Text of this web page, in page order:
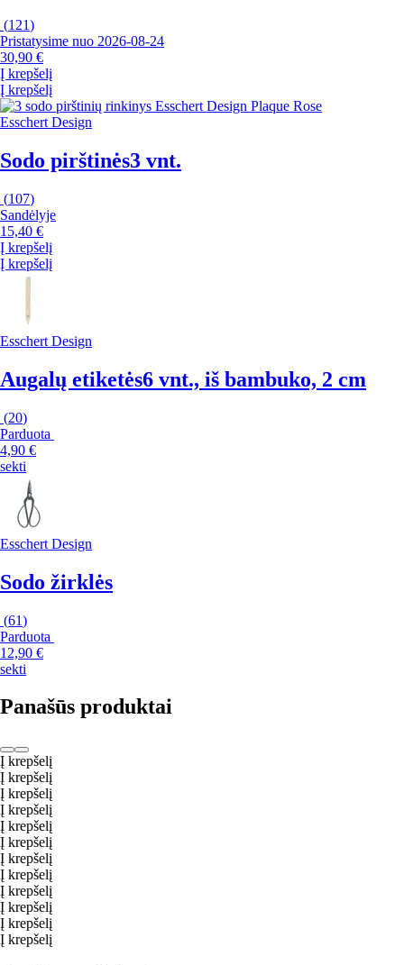
(121)
Pristatysime nuo 2026‑08‑24
30,90 €
Į krepšelį
Į krepšelį
Esschert Design
Sodo pirštinės3 vnt.
(107)
Sandėlyje
15,40 €
Į krepšelį
Į krepšelį
Esschert Design
Augalų etiketės6 vnt., iš bambuko, 2 cm
(20)
Parduota
4,90 €
sekti
Esschert Design
Sodo žirklės
(61)
Parduota
12,90 €
sekti
Panašūs produktai
Į krepšelį
Į krepšelį
Į krepšelį
Į krepšelį
Į krepšelį
Į krepšelį
Į krepšelį
Į krepšelį
Į krepšelį
Į krepšelį
Į krepšelį
Į krepšelį